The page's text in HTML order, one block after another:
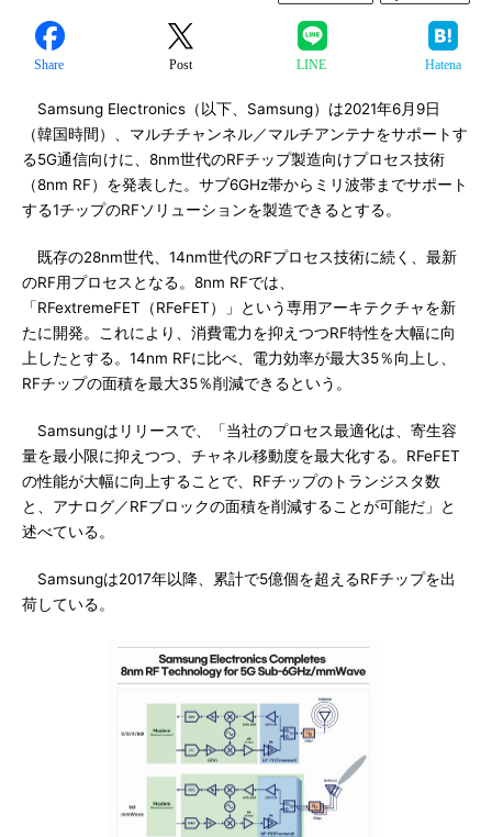
Share Post LINE Hatena
Samsung Electronics（以下、Samsung）は2021年6月9日
（韓国時間）、マルチチャンネル／マルチアンテナをサポートす
る5G通信向けに、8nm世代のRFチップ製造向けプロセス技術
（8nm RF）を発表した。サブ6GHz帯からミリ波帯までサポート
する1チップのRFソリューションを製造できるとする。
既存の28nm世代、14nm世代のRFプロセス技術に続く、最新
のRF用プロセスとなる。8nm RFでは、
「RFextremeFET（RFeFET）」という専用アーキテクチャを新
たに開発。これにより、消費電力を抑えつつRF特性を大幅に向
上したとする。14nm RFに比べ、電力効率が最大35％向上し、
RFチップの面積を最大35％削減できるという。
Samsungはリリースで、「当社のプロセス最適化は、寄生容
量を最小限に抑えつつ、チャネル移動度を最大化する。RFeFET
の性能が大幅に向上することで、RFチップのトランジスタ数
と、アナログ／RFブロックの面積を削減することが可能だ」と
述べている。
Samsungは2017年以降、累計で5億個を超えるRFチップを出
荷している。